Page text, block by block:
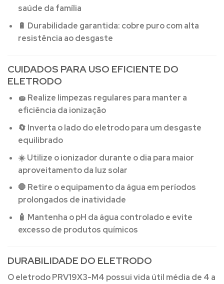
saúde da família
🔋 Durabilidade garantida: cobre puro com alta
resistência ao desgaste
CUIDADOS PARA USO EFICIENTE DO
ELETRODO
🧽 Realize limpezas regulares para manter a
eficiência da ionização
🔄 Inverta o lado do eletrodo para um desgaste
equilibrado
☀️ Utilize o ionizador durante o dia para maior
aproveitamento da luz solar
🛑 Retire o equipamento da água em períodos
prolongados de inatividade
🧴 Mantenha o pH da água controlado e evite
excesso de produtos químicos
DURABILIDADE DO ELETRODO
O eletrodo PRV19X3-M4 possui vida útil média de 4 a